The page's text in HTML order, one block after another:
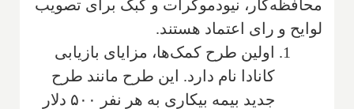
محافظه‌کار، نیودموکرات و کبک برای تصویب
لوایح و رای اعتماد هستند.
اولین طرح کمک‌ها، مزایای بازیابی
کانادا نام دارد. این طرح مانند طرح
جدید بیمه بیکاری به هر نفر ۵۰۰ دلار